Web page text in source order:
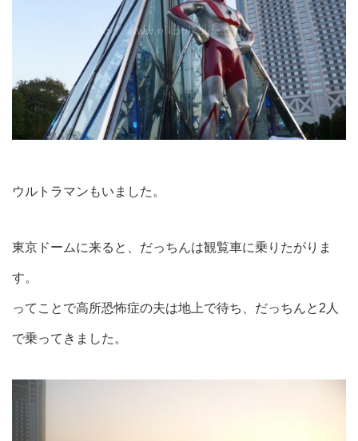
ウルトラマンもいました。
東京ドームに来ると、だっちんは観覧車に乗りたがりま
す。
ってことで高所恐怖症の夫は地上で待ち、だっちんと2人
で乗ってきました。